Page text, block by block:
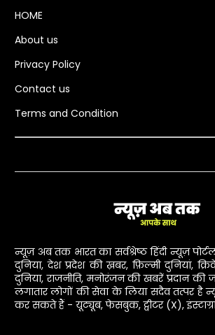
HOME
About us
Privacy Policy
Contact us
Terms and Condition
न्यूज़ अब तक भारत का सर्वश्रेष्ठ हिंदी न्यूज़
दुनिया, देश प्रदेश की ख़बर, फ़िल्मी दुनियां,
दुनिया, राजनीति, मनोरंजन की खबरें प्रदान की
लगातार लोगों की सेवा के लिया सदैव तत्पर है
कर सकते हैं - यूट्यूब, फेसबुक, ट्वीटर (X),